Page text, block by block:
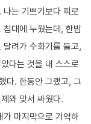
는 기쁘기보다 피로
침대에 누웠는데, 한밤
려가 수화기를 들고,
다는 것을 내 스스로
다. 한동안 그랬고, 그
와 맞서 싸웠다.
마지막으로 기억하